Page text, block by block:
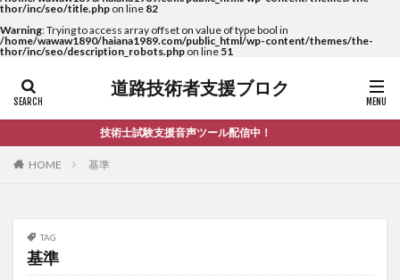
thor/inc/seo/title.php on line 82
Warning: Trying to access array offset on value of type bool in
/home/wawaw1890/haiana1989.com/public_html/wp-content/themes/the-
thor/inc/seo/description_robots.php on line 51
道路技術者支援ブロク
技術士試験支援音声ツール配信中！
HOME 基準
TAG
基準